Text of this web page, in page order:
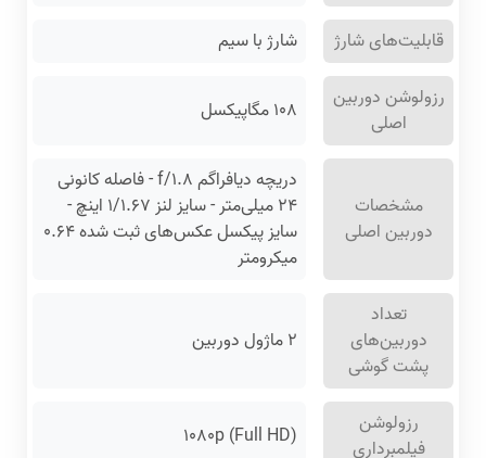
قابلیت‌های شارژ
شارژ با سیم
رزولوشن دوربین
اصلی
۱۰۸ مگاپیکسل
مشخصات
دوربین اصلی
دریچه دیافراگم f/۱.۸ - فاصله کانونی
۲۴ میلی‌متر - سایز لنز ۱/۱.۶۷ اینچ -
سایز پیکسل عکس‌های ثبت شده ۰.۶۴
میکرومتر
تعداد
دوربین‌های
پشت گوشی
۲ ماژول دوربین
رزولوشن
فیلمبرداری
۱۰۸۰p (Full HD)